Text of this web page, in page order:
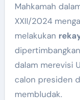
Mahkamah
XXII/2024
melakukan
dalam merevisi
calon presiden
membludak.